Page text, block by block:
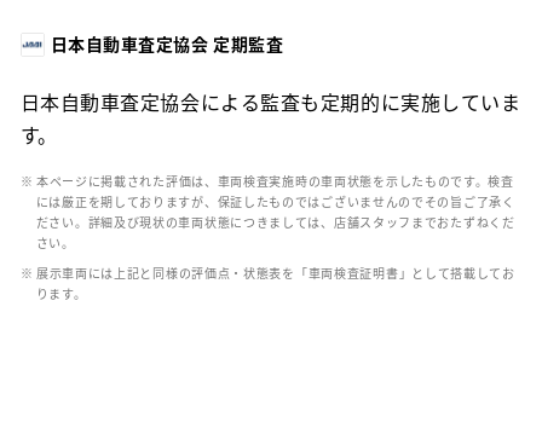
日本自動車査定協会 定期監査
日本自動車査定協会による監査も定期的に実施していま
す。
※ 本ページに掲載された評価は、車両検査実施時の車両状態を示したものです。検査
には厳正を期しておりますが、保証したものではございませんのでその旨ご了承く
ださい。詳細及び現状の車両状態につきましては、店舗スタッフまでおたずねくだ
さい。
※ 展示車両には上記と同様の評価点・状態表を「車両検査証明書」として搭載してお
ります。